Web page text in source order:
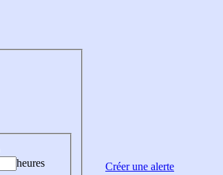
heures
Créer une alerte